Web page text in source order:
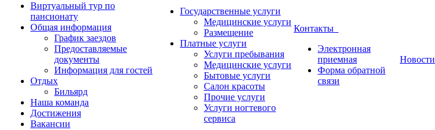
Виртуальный тур по
пансионату
Общая информация
График заездов
Предоставляемые
документы
Информация для гостей
Отдых
Бильярд
Наша команда
Достижения
Вакансии
Государственные услуги
Медицинские услуги
Размещение
Платные услуги
Услуги пребывания
Медицинские услуги
Бытовые услуги
Салон красоты
Прочие услуги
Услуги ногтевого
сервиса
Контакты
Электронная
приемная
Форма обратной
связи
Новости